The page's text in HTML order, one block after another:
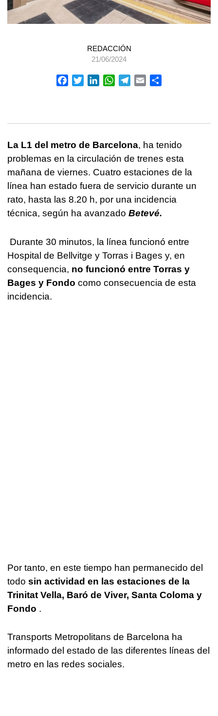
REDACCIÓN
21/06/2024
FacebookTwitterLinkedInWhatsApp
Telegram
Email
La L1 del metro de Barcelona, ha tenido
problemas en la circulación de trenes esta
mañana de viernes. Cuatro estaciones de la
línea han estado fuera de servicio durante un
rato, hasta las 8.20 h, por una incidencia
técnica, según ha avanzado Betevé.
Durante 30 minutos, la línea funcionó entre
Hospital de Bellvitge y Torras i Bages y, en
consequencia, no funcionó entre Torras y
Bages y Fondo como consecuencia de esta
incidencia.
Por tanto, en este tiempo han permanecido del
todo sin actividad en las estaciones de la
Trinitat Vella, Baró de Viver, Santa Coloma y
Fondo .
Transports Metropolitans de Barcelona ha
informado del estado de las diferentes líneas del
metro en las redes sociales.